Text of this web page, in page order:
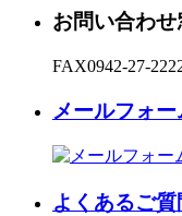
お問い合わせ
FAX0942-27-
メールフォー
よくあるご質